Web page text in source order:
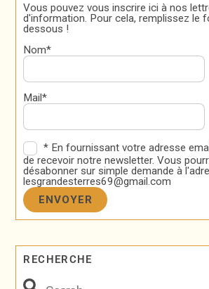
Vous pouvez vous inscrire ici à nos
d'information. Pour cela, remplissez le
dessous !
Nom*
Mail*
* En fournissant votre adresse
de recevoir notre newsletter. Vous
désabonner sur simple demande à
lesgrandesterres69@gmail.com
RECHERCHE